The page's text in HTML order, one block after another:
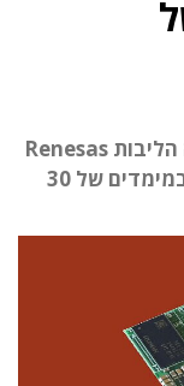
הכרטיסים מבוססים על המעבד מרובה הליבות Renesas
RZ/G2L של רנסאס היפנית, ומופיעים במימדים של 30